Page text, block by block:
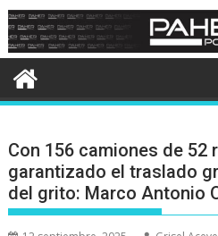
Con 156 camiones de 52
garantizado el traslado
del grito: Marco Antonio